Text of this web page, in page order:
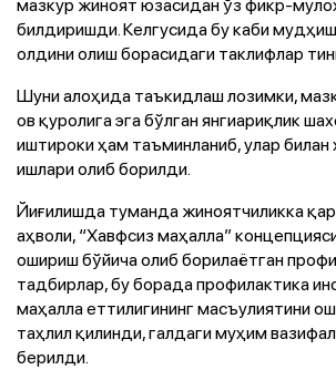
билдиришди. Келгусида бу каби
олдини олиш борасидаги таклифлар
Шуни алоҳида таъкидлаш лозимки,
ов қуролига эга бўлган янгиариқлик
иштироки ҳам таъминланиб, улар
ишлари олиб борилди.
Йиғилишда туманда жиноятчиликка
аҳволи, “Хавфсиз маҳалла”
ошириш бўйича олиб борилаётган
тадбирлар, бу борада профилактика
маҳалла еттилигининг масъулиятини
таҳлил қилинди, галдаги муҳим
берилди.